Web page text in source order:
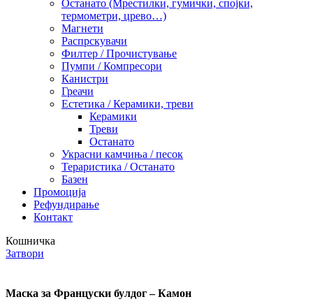
Останато (Мрестилки, гумички, спојки,
термометри, црево…)
Магнети
Распрскувачи
Филтер / Прочистување
Пумпи / Компресори
Канистри
Греачи
Естетика / Керамики, треви
Керамики
Треви
Останато
Украсни камчиња / песок
Тераристика / Останато
Базен
Промоција
Рефундирање
Контакт
Кошничка
Затвори
Маска за Француски булдог – Камон